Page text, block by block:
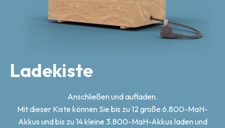
Ladekiste
Anschließen und aufladen.
Mit dieser Kiste können Sie bis zu 12 große 6.800-MaH-
Akkus und bis zu 14 kleine 3.800-MaH-Akkus laden und